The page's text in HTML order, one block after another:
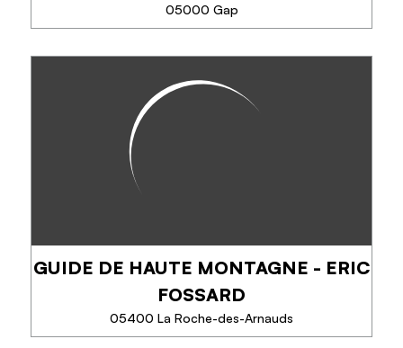
EN SAVOIR PLUS
05000 Gap
EAU VIVE PASSION
Depuis plus de 38 ans, EVP – Eau Vive Passion
propose des activités encadrées par des guides
passionnés et diplômés : rafting, hydrospeed,
canyoning, Via Ferrata, escalade et VTT. Vivez...
TÉLÉPHONE
EN SAVOIR PLUS
GUIDE DE HAUTE MONTAGNE - ERIC
FOSSARD
05400 La Roche-des-Arnauds